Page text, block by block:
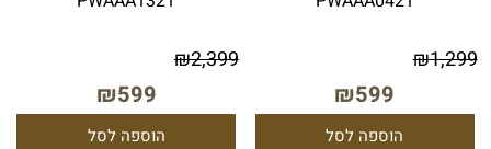
₪1,299
₪599
הוספה לסל
₪2,399
₪599
הוספה לסל